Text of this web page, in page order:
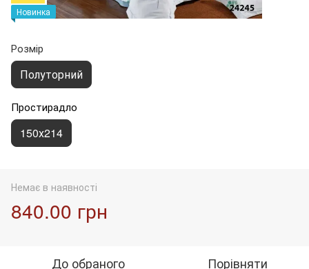
Новинка
Розмір
Полуторний
Простирадло
150х214
Немає в наявності
840.00 грн
До обраного Порівняти